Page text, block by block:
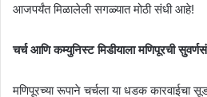
आजपर्यंत मिळालेली सगळ्यात मोठी संधी आहे!
चर्च आणि कम्युनिस्ट मिडीयाला मणिपूरची
मणिपूरच्या रूपाने चर्चला या धडक कारवाईचा